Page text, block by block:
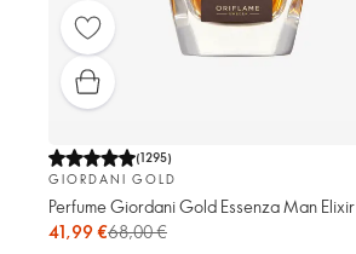
(1295)
GIORDANI GOLD
Perfume Giordani Gold Essenza Man Elixir
41,99 €68,00 €